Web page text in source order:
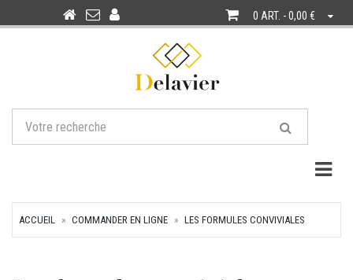
0 ART. - 0,00 €
ACCUEIL COMMANDER EN LIGNE LES FORMULES CONVIVIALES